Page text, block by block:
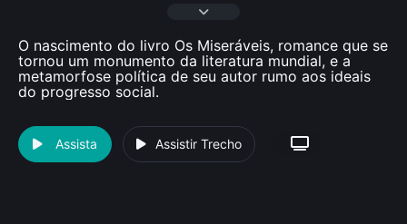
O nascimento do livro Os Miseráveis, romance que se
tornou um monumento da literatura mundial, e a
metamorfose política de seu autor rumo aos ideais
do progresso social.
Assista Assistir Trecho